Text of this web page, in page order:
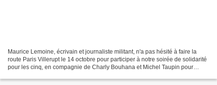
Maurice Lemoine, écrivain et journaliste militant, n'a pas hésité à faire la
route Paris Villerupt le 14 octobre pour participer à notre soirée de solidarité
pour les cinq, en compagnie de Charly Bouhana et Michel Taupin pour